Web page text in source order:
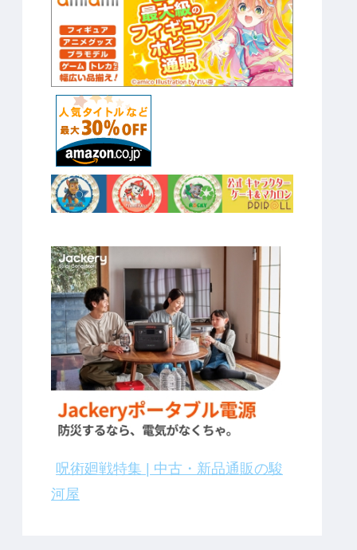
呪術廻戦特集 | 中古・新品通販の駿
河屋